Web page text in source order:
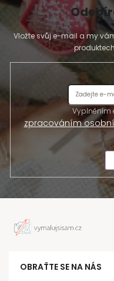
Vložte svůj e-mail a my
Vyplněním
zpracováním
OBRAŤTE SE NA NÁS